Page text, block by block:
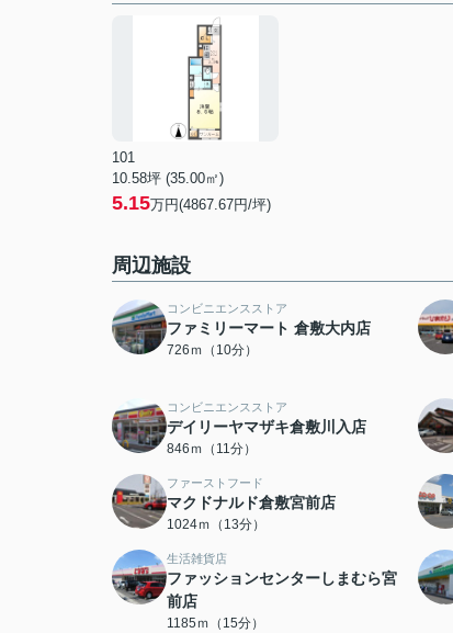
101
10.58坪 (35.00㎡)
5.15万円(4867.67円/坪)
周辺施設
コンビニエンスストア
ファミリーマート 倉敷大内店
726ｍ（10分）
コンビニエンスストア
デイリーヤマザキ倉敷川入店
846ｍ（11分）
ファーストフード
マクドナルド倉敷宮前店
1024ｍ（13分）
生活雑貨店
ファッションセンターしまむら宮
前店
1185ｍ（15分）